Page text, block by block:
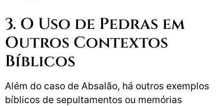
3. O Uso de Pedras em
Outros Contextos
Bíblicos
Além do caso de Absalão, há outros exemplos
bíblicos de sepultamentos ou memórias